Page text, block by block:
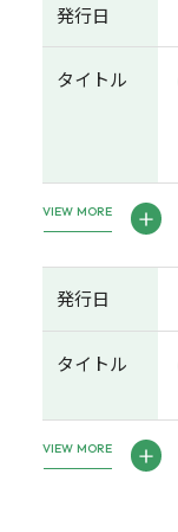
発行日
タイトル
VIEW MORE
発行日
タイトル
VIEW MORE